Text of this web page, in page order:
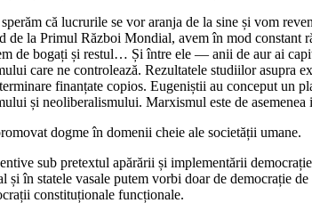
că lucrurile se vor aranja de la sine și vom
la Primul Război Mondial, avem în mod
de bogați și restul… Și între ele ― anii de aur ai
care ne controlează. Rezultatele studiilor
finanțate copios. Eugeniștii au conceput un
și neoliberalismului. Marxismul este de
dogme în domenii cheie ale societății umane.
sub pretextul apărării și implementării
în statele vasale putem vorbi doar de democrație
constituționale funcționale.